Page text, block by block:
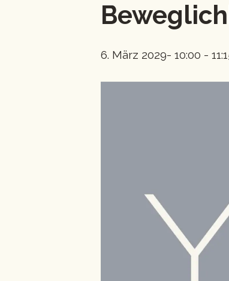
6. März 2029- 10:00 -